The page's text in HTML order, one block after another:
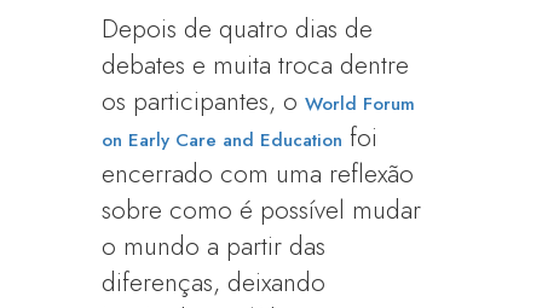
Depois de quatro dias de
debates e muita troca dentre
os participantes, oWorld Forum
on Early Care and Education foi
encerrado com uma reflexão
sobre como é possível mudar
o mundo a partir das
diferenças, deixando